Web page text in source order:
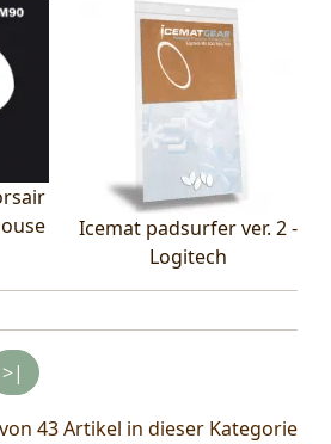
Icemat padsurfer ver. 2 -
Logitech
>|
43Artikel in dieser Kategorie